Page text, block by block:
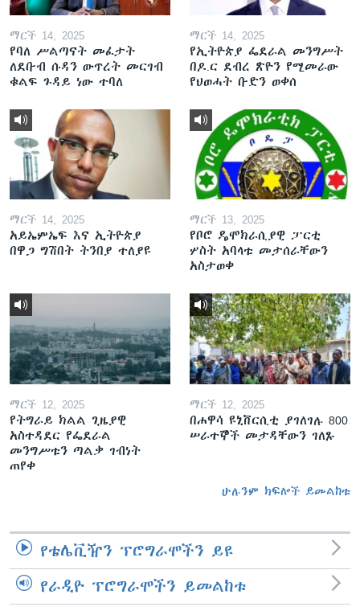
ማርች 14, 2025
የባለ ሥልጣናት መፈታት
ለደቡብ ሱዳን ውጥረት መርገብ
ቁልፍ ጉዳይ ነው ተባለ
ማርች 14, 2025
የኢትዮጵያ ፌደራል መንግሥት
በዶ.ር ደብረ ጽዮን የሚመራው
የህወሓት ቡድን ወቀሰ
ማርች 14, 2025
አይኤምኤፍ እና ኢትዮጵያ
በዋጋ ግሽበት ትንበያ ተለያዩ
ማርች 13, 2025
የቦሮ ዴሞክራሲያዊ ፓርቲ
ሦስት አባላቱ መታሰራቸውን
አስታወቀ
ማርች 12, 2025
የትግራይ ክልል ጊዜያዊ
አስተዳደር የፌደራል
መንግሥቱን ጣልቃ ገብነት
ጠየቀ
ማርች 12, 2025
በሐዋሳ ዩኒቨርሲቲ ያገለገሉ 800
ሠራተኞች መታዳቸውን ገለጹ
ሁሉንም ክፍሎች ይመልከቱ
የቴሌቪዥን ፕሮግራሞችን ይዩ
የራዲዮ ፕሮግራሞችን ይመልከቱ